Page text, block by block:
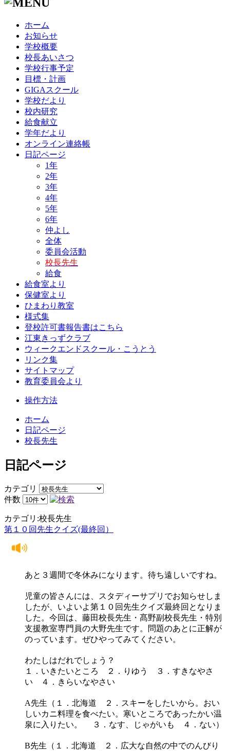
ホーム
お知らせ
学校概要
校長あいさつ
学校行事予定
目標・計画
GIGAスクール
学校だより
校内研究
給食献立
学年だより
オンライン連絡帳
日記ページ
1年
2年
3年
4年
5年
6年
仲よし
全体
委員会活動
校長先生
給食
給食室より
保健室より
ひまわり教室
様式集
登校許可書報告書はこちら
江東きっずクラブ
ウィークエンドスクール・こうとう
リンク集
サイトマップ
教育委員会より
操作方法
ホーム
日記ページ
校長先生
日記ページ
カテゴリ
件数
カテゴリ:校長先生
第１０回先生クイズ(最終回）
あと３週間で冬休みになります。待ち遠しいですね。
児童の皆さんには、スタディーサプリでお知らせしま
したが、いよいよ第１０回先生クイズ最終回となりま
した。今回は、藤田校長先生・髙野副校長先生・特別
支援教室専門員の大野先生です。問題のあとに正解が
のっています。ぜひやってみてください。
わたしはだれでしょう？
１．いきたいところ ２．りゆう ３．すきなやさ
い ４．きらいなやさい
A先生（１．北海道 ２．スキーをしたいから。おい
しいカニ料理を食べたい。寒いところであったかい温
泉に入りたい。 ３．なす、じゃがいも ４．ない）
B先生（１．北海道 ２．広大な自然の中でのんびり